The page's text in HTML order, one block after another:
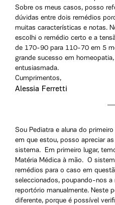
Sobre os meus casos, posso
dúvidas entre dois remédios
muitas características e notas.
escolhi o remédio certo e a
de 170-90 para 110-70 em 5
grande sucesso em
entusiasmada.
Cumprimentos,
Alessia Ferretti
Sou Pediatra e aluna do
em que estou, posso apreciar
sistema. Em primeiro lugar,
Matéria Médica à mão. O
remédios para o caso em
seleccionados, poupando-nos
reportório manualmente. Neste
diferente, porque é possível